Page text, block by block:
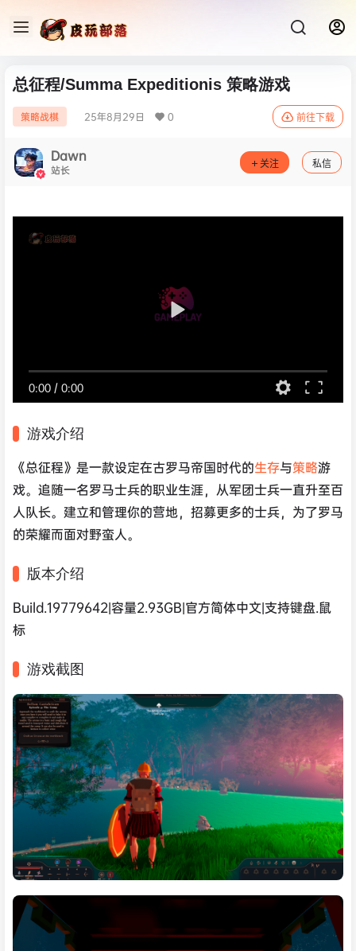
总征程/Summa Expeditionis 策略游戏
策略战棋 25年8月29日 0 前往下载
Dawn
站长 关注 私信
0:00 / 0:00
游戏介绍
《总征程》是一款设定在古罗马帝国时代的生存与策略游
戏。追随一名罗马士兵的职业生涯，从军团士兵一直升至百
人队长。建立和管理你的营地，招募更多的士兵，为了罗马
的荣耀而面对野蛮人。
版本介绍
Build.19779642|容量2.93GB|官方简体中文|支持键盘.鼠
标
游戏截图